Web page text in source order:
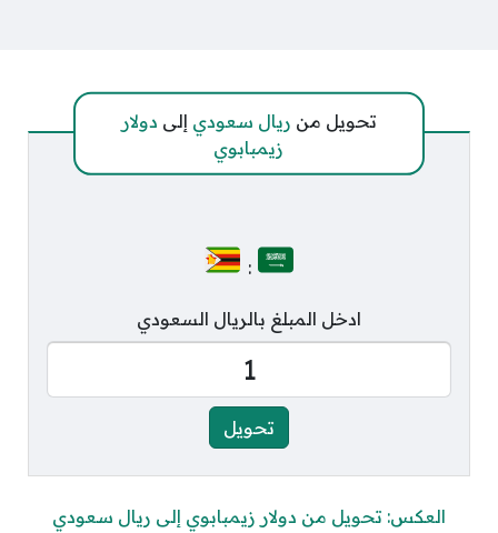
تحويل من ريال سعودي إلى دولار
زيمبابوي
:
ادخل المبلغ بالريال السعودي
العكس: تحويل من دولار زيمبابوي إلى ريال سعودي